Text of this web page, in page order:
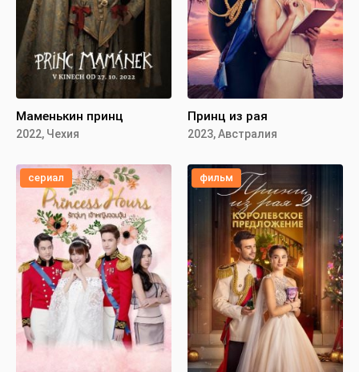
Маменькин принц
2022, Чехия
Принц из рая
2023, Австралия
сериал фильм